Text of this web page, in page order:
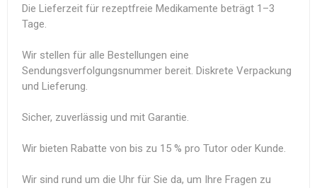
Die Lieferzeit für rezeptfreie Medikamente beträgt 1–3
Tage.
Wir stellen für alle Bestellungen eine
Sendungsverfolgungsnummer bereit. Diskrete Verpackung
und Lieferung.
Sicher, zuverlässig und mit Garantie.
Wir bieten Rabatte von bis zu 15 % pro Tutor oder Kunde.
Wir sind rund um die Uhr für Sie da, um Ihre Fragen zu